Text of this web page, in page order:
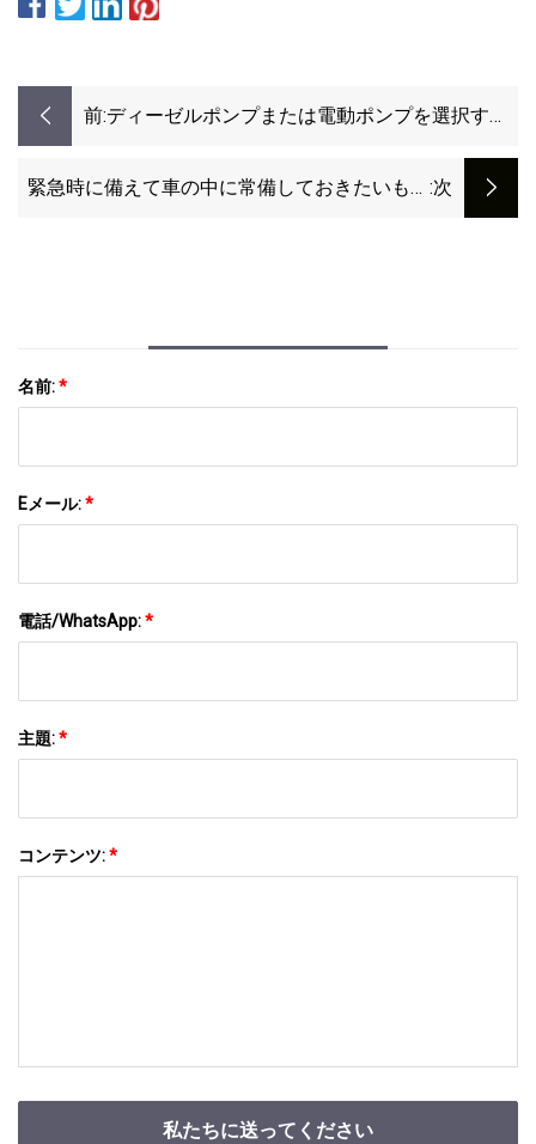
前:ディーゼルポンプまたは電動ポンプを選択する
緊急時に備えて車の中に常備しておきたいもの :次
名前:*
Eメール:*
電話/WhatsApp:*
主題:*
コンテンツ:*
私たちに送ってください